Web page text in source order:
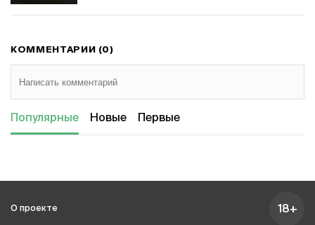
КОММЕНТАРИИ (0)
Популярные Новые Первые
О проекте 18+